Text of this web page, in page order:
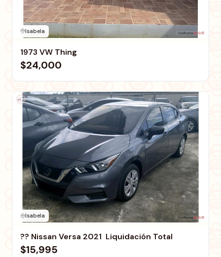
Isabela
1973 VW Thing
$24,000
Isabela
?? Nissan Versa 2021  Liquidación Total
$15,995